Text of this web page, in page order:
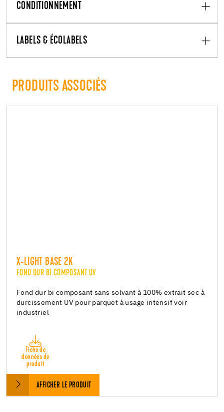
CONDITIONNEMENT
LABELS & ÉCOLABELS
PRODUITS ASSOCIÉS
X-LIGHT BASE 2K
FOND DUR BI COMPOSANT UV
Fond dur bi composant sans solvant à 100% extrait sec à
durcissement UV pour parquet à usage intensif voir
industriel
Fiche de
données de
produit
AFFICHER LE PRODUIT